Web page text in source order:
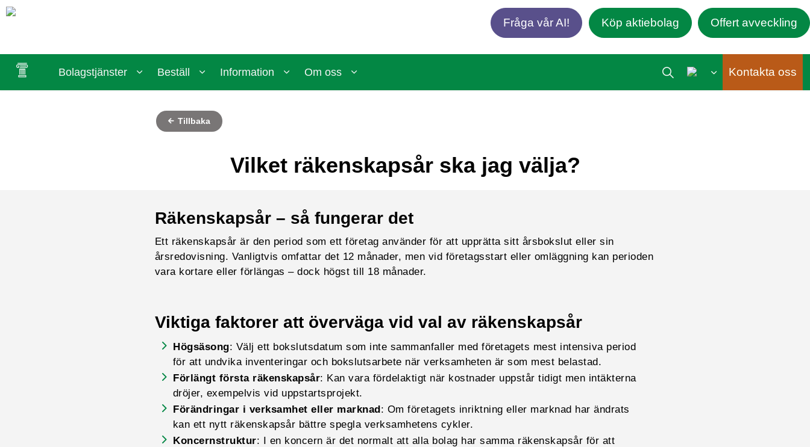
Bolagstjänster Beställ Information Om oss Kontakta oss
Fråga vår AI! Köp aktiebolag Offert avveckling
Tillbaka
Vilket räkenskapsår ska jag välja?
Räkenskapsår – så fungerar det
Ett räkenskapsår är den period som ett företag använder för att upprätta sitt årsbokslut eller sin
årsredovisning. Vanligtvis omfattar det 12 månader, men vid företagsstart eller omläggning kan perioden
vara kortare eller förlängas – dock högst till 18 månader.
Viktiga faktorer att överväga vid val av räkenskapsår
Högsäsong: Välj ett bokslutsdatum som inte sammanfaller med företagets mest intensiva period
för att undvika inventeringar och bokslutsarbete när verksamheten är som mest belastad.
Förlängt första räkenskapsår: Kan vara fördelaktigt när kostnader uppstår tidigt men intäkterna
dröjer, exempelvis vid uppstartsprojekt.
Förändringar i verksamhet eller marknad: Om företagets inriktning eller marknad har ändrats
kan ett nytt räkenskapsår bättre spegla verksamhetens cykler.
Koncernstruktur: I en koncern är det normalt att alla bolag har samma räkenskapsår för att